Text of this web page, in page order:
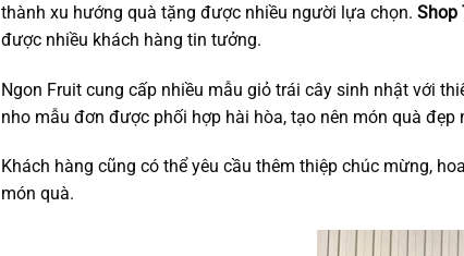
thành xu hướng quà tặng được nhiều người lựa chọn. Shop
được nhiều khách hàng tin tưởng.
Ngon Fruit cung cấp nhiều mẫu giỏ trái cây sinh nhật với
nho mẫu đơn được phối hợp hài hòa, tạo nên món quà đẹp
Khách hàng cũng có thể yêu cầu thêm thiệp chúc mừng,
món quà.